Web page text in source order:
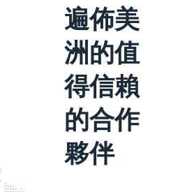
遍佈美
洲的值
得信賴
的合作
夥伴